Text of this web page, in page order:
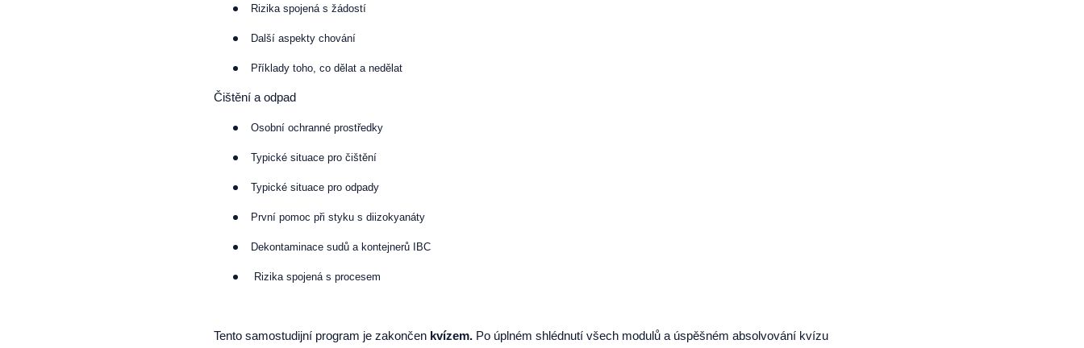
Rizika spojená s žádostí
Další aspekty chování
Příklady toho, co dělat a nedělat
Čištění a odpad
Osobní ochranné prostředky
Typické situace pro čištění
Typické situace pro odpady
První pomoc při styku s diizokyanáty
Dekontaminace sudů a kontejnerů IBC
Rizika spojená s procesem
Tento samostudijní program je zakončen kvízem. Po úplném shlédnutí všech modulů a úspěšném absolvování kvízu